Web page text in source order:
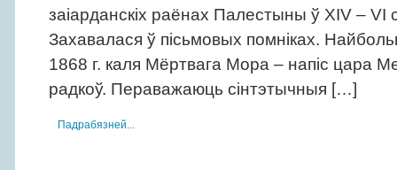
заіарданскіх раёнах Палестыны ў XIV – VI
Захавалася ў пісьмовых помніках.
1868 г. каля Мёртвага Мора – напіс цара
радкоў. Пераважаюць сінтэтычныя […]
Падрабязней...